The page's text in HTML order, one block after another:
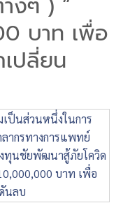
บาท เพื่อ
ปลี่ยน